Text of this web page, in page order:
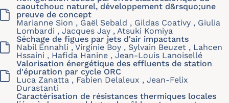
caoutchouc naturel, développement d&rsquo;une
preuve de concept
Marianne Sion , Gaël Sebald , Gildas Coativy , Giulia
Lombardi , Jacques Jay , Atsuki Komiya
Séchage de figues par jets d'air impactants
Nabil Ennahli , Virginie Boy , Sylvain Beuzet , Lahcen
Hssaini , Hafida Hanine , Jean-Louis Lanoisellé
Valorisation énergétique des effluents de station
d'épuration par cycle ORC
Luca Zanatta , Fabien Delaleux , Jean-Felix
Durastanti
Caractérisation de résistances thermiques locales